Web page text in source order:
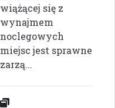
wiążącej się z
wynajmem
noclegowych
miejsc jest sprawne
zarzą...